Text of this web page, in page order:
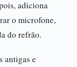
adiciona
o microfone,
do refrão.
antigas e